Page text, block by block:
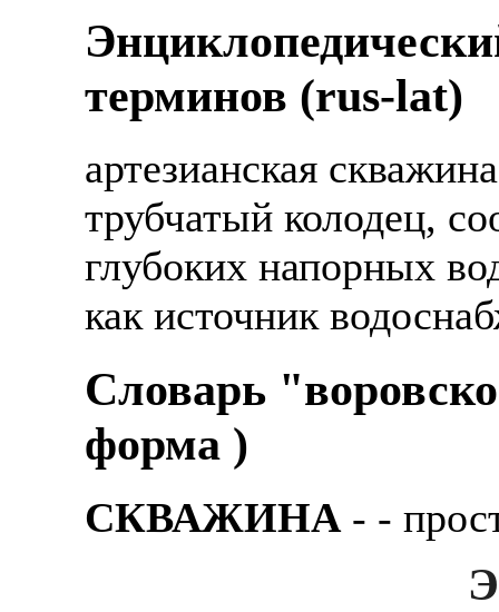
терминов (rus-lat)
артезианская
трубчатый колодец,
глубоких напорных
как источник
Словарь
форма )
СКВАЖИНА - -